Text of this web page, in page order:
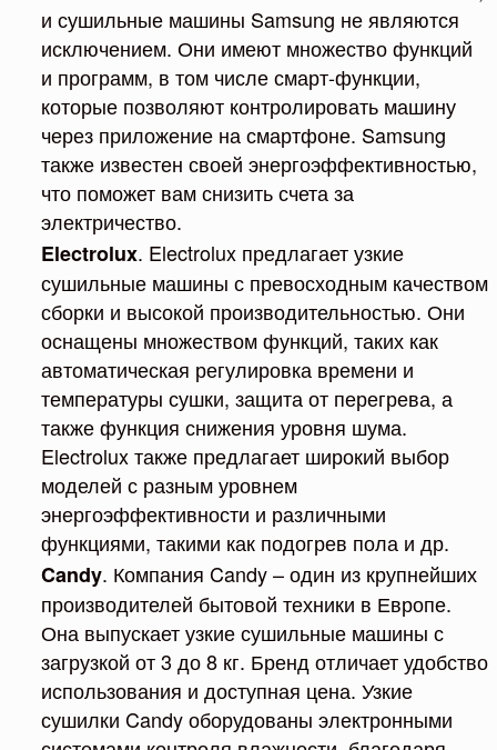
и сушильные машины Samsung не являются
исключением. Они имеют множество функций
и программ, в том числе смарт-функции,
которые позволяют контролировать машину
через приложение на смартфоне. Samsung
также известен своей энергоэффективностью,
что поможет вам снизить счета за
электричество.
Electrolux. Electrolux предлагает узкие
сушильные машины с превосходным качеством
сборки и высокой производительностью. Они
оснащены множеством функций, таких как
автоматическая регулировка времени и
температуры сушки, защита от перегрева, а
также функция снижения уровня шума.
Electrolux также предлагает широкий выбор
моделей с разным уровнем
энергоэффективности и различными
функциями, такими как подогрев пола и др.
Candy. Компания Candy – один из крупнейших
производителей бытовой техники в Европе.
Она выпускает узкие сушильные машины с
загрузкой от 3 до 8 кг. Бренд отличает удобство
использования и доступная цена. Узкие
сушилки Candy оборудованы электронными